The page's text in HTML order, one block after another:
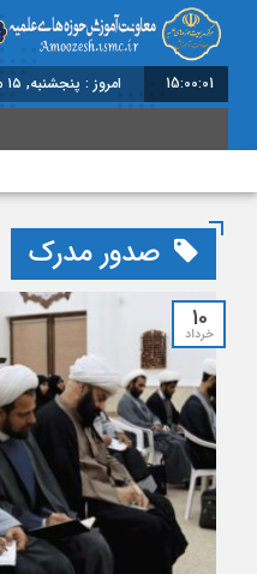
15:00:02 امروز : پنجشنبه, ۱۵ مرداد , ۱۴۰۵
صدور مدرک
10
خرداد